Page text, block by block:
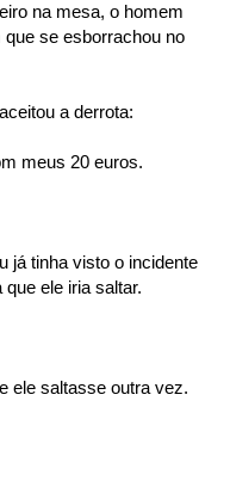
na mesa, o homem
se esborrachou no
a derrota:
meus 20 euros.
já tinha visto o incidente
ele iria saltar.
ele saltasse outra vez.